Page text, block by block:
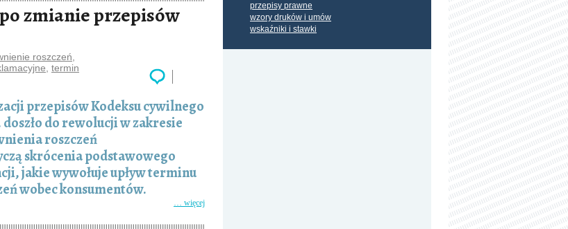
przepisy prawne
wzory druków i umów
wskaźniki i stawki
zmianie przepisów
roszczeń
termin
przepisów Kodeksu cywilnego
do rewolucji w zakresie
roszczeń
skrócenia podstawowego
jakie wywołuje upływ terminu
wobec konsumentów.
… więcej